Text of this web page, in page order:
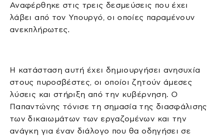
Αναφέρθηκε στις τρεις δεσμεύσεις που έχει
λάβει από τον Υπουργό, οι οποίες παραμένουν
ανεκπλήρωτες.
Η κατάσταση αυτή έχει δημιουργήσει ανησυχία
στους πυροσβέστες, οι οποίοι ζητούν άμεσες
λύσεις και στήριξη από την κυβέρνηση. Ο
Παπαντώνης τόνισε τη σημασία της διασφάλισης
των δικαιωμάτων των εργαζομένων και την
ανάγκη για έναν διάλογο που θα οδηγήσει σε